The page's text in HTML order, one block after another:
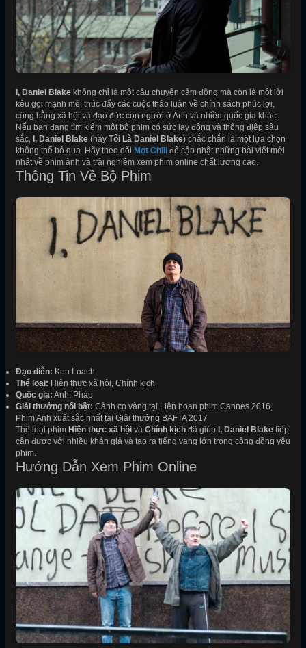
I, Daniel Blake không chỉ là một câu chuyện cảm động mà còn là một lời
kêu gọi mạnh mẽ, thúc đẩy các cuộc thảo luận về chính sách phúc lợi,
công bằng xã hội và đạo đức con người ở Anh và nhiều quốc gia khác.
Nếu bạn đang tìm kiếm một bộ phim có sức lay động và thông điệp sâu
sắc, I, Daniel Blake (hay Tôi Là Daniel Blake) chắc chắn là một lựa chọn
không thể bỏ qua. Hãy theo dõi Mọt Chill
để cập nhật những bài viết mới
nhất về phim ảnh và trải nghiệm xem phim online chất lượng cao.
Thông Tin Về Bộ Phim
Đạo diễn: Ken Loach
Thể loại: Hiện thực xã hội, Chính kịch
Quốc gia: Anh, Pháp
Giải thưởng nổi bật: Cành cọ vàng tại Liên hoan phim Cannes 2016,
Phim Anh xuất sắc nhất tại Giải thưởng BAFTA 2017
Thể loại phim Hiện thực xã hội và Chính kịch đã giúp I, Daniel Blake tiếp
cận được với nhiều khán giả và tạo ra tiếng vang lớn trong cộng đồng yêu
phim.
Hướng Dẫn Xem Phim Online